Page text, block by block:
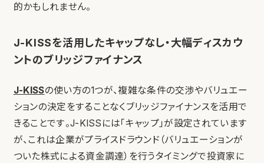
的かもしれません。
J-KISSを活用したキャップなし・大幅ディスカウ
ントのブリッジファイナンス
J-KISSの使い方の1つが、複雑な条件の交渉やバリュエー
ションの決定をすることなくブリッジファイナンスを活用で
きることです。J-KISSには「キャップ」が設定されています
が、これは企業がプライスドラウンド（バリュエーションが
ついた株式による資金調達）を行うタイミングで投資家に